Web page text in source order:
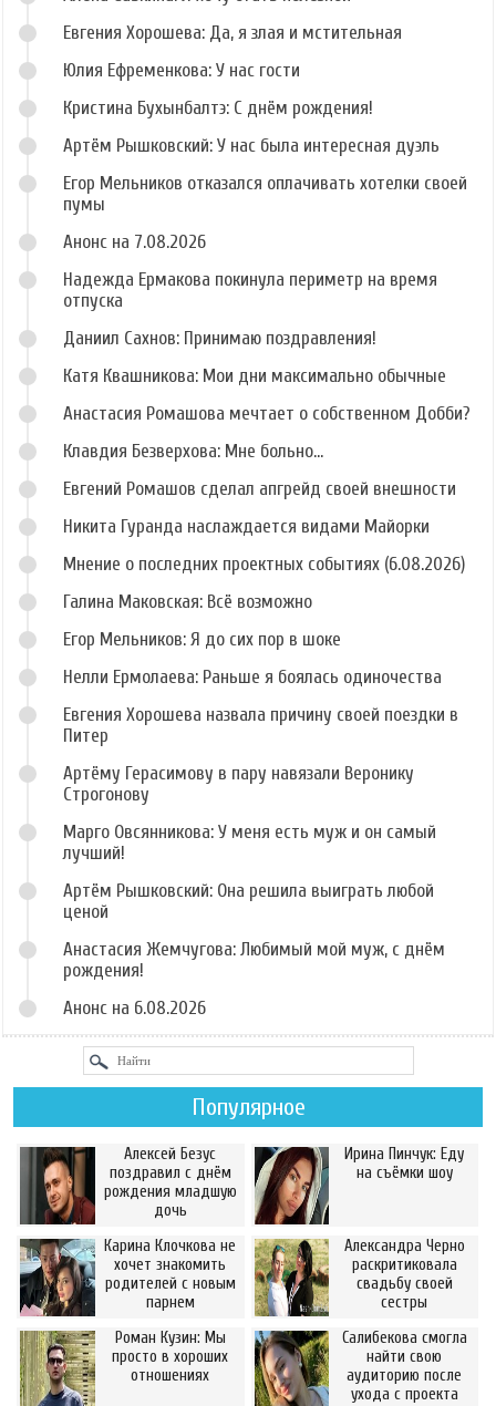
Евгения Хорошева: Да, я злая и мстительная
Юлия Ефременкова: У нас гости
Кристина Бухынбалтэ: С днём рождения!
Артём Рышковский: У нас была интересная дуэль
Егор Мельников отказался оплачивать хотелки своей
пумы
Анонс на 7.08.2026
Надежда Ермакова покинула периметр на время
отпуска
Даниил Сахнов: Принимаю поздравления!
Катя Квашникова: Мои дни максимально обычные
Анастасия Ромашова мечтает о собственном Добби?
Клавдия Безверхова: Мне больно...
Евгений Ромашов сделал апгрейд своей внешности
Никита Гуранда наслаждается видами Майорки
Мнение о последних проектных событиях (6.08.2026)
Галина Маковская: Всё возможно
Егор Мельников: Я до сих пор в шоке
Нелли Ермолаева: Раньше я боялась одиночества
Евгения Хорошева назвала причину своей поездки в
Питер
Артёму Герасимову в пару навязали Веронику
Строгонову
Марго Овсянникова: У меня есть муж и он самый
лучший!
Артём Рышковский: Она решила выиграть любой
ценой
Анастасия Жемчугова: Любимый мой муж, с днём
рождения!
Анонс на 6.08.2026
Популярное
Алексей Безус
поздравил с днём
рождения младшую
дочь
Ирина Пинчук: Еду
на съёмки шоу
Карина Клочкова не
хочет знакомить
родителей с новым
парнем
Александра Черно
раскритиковала
свадьбу своей
сестры
Роман Кузин: Мы
просто в хороших
отношениях
Салибекова смогла
найти свою
аудиторию после
ухода с проекта